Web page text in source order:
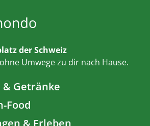
der Schweiz
Umwege zu dir nach Hause.
Getränke
Food
& Erleben